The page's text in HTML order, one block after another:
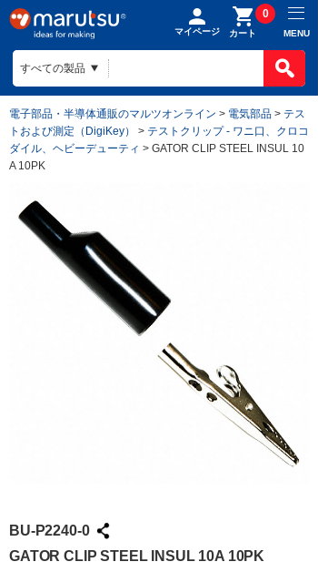
マイページ カート
0
MENU
電子部品・半導体通販のマルツオンライン > 電気部品 > テス
トおよび測定（DigiKey）
> テストクリップ - ワニ口、クロコ
ダイル、ヘビーデューティ > GATOR CLIP STEEL INSUL 10
A 10PK
BU-P2240-0
GATOR CLIP STEEL INSUL 10A 10PK